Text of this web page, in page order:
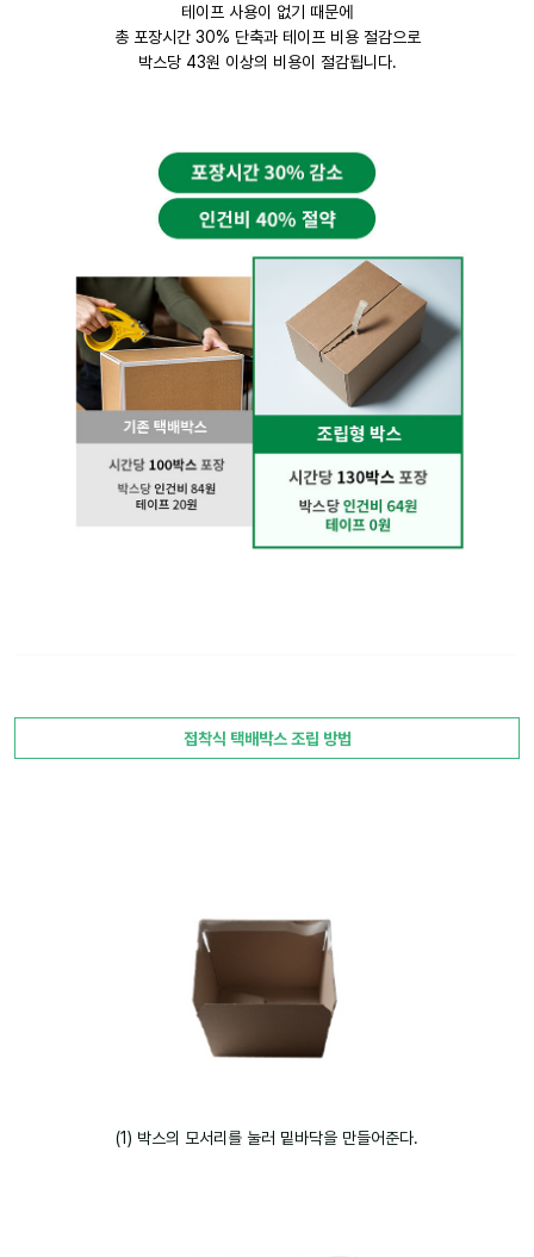
테이프 사용이 없기 때문에
총 포장시간 30% 단축과 테이프 비용 절감으로
박스당 43원 이상의 비용이 절감됩니다.
접착식 택배박스 조립 방법
(1) 박스의 모서리를 눌러 밑바닥을 만들어준다.